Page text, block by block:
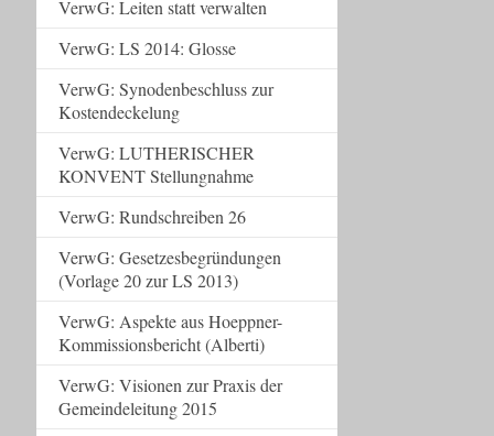
VerwG: Leiten statt verwalten
VerwG: LS 2014: Glosse
VerwG: Synodenbeschluss zur
Kostendeckelung
VerwG: LUTHERISCHER
KONVENT Stellungnahme
VerwG: Rundschreiben 26
VerwG: Gesetzesbegründungen
(Vorlage 20 zur LS 2013)
VerwG: Aspekte aus Hoeppner-
Kommissionsbericht (Alberti)
VerwG: Visionen zur Praxis der
Gemeindeleitung 2015